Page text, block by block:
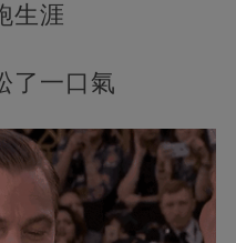
生涯
了一口氣